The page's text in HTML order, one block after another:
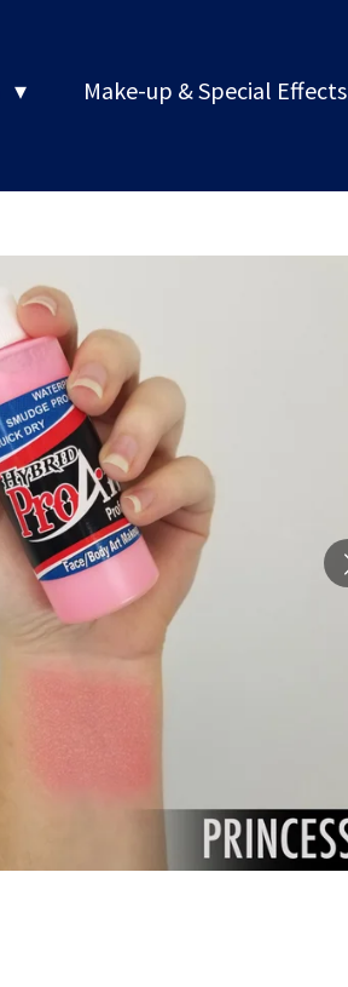
Make-up & Special Effects